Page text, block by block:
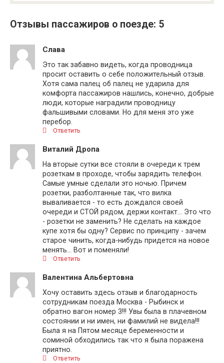
Отзывы пассажиров о поезде: 5
Слава
Это так забавно видеть, когда проводница
просит оставить о себе положительный отзыв.
Хотя сама палец об палец не ударила для
комфорта пассажиров нашлись, конечно, добрые
люди, которые наградили проводницу
фальшивыми словами. Но для меня это уже
перебор.
Ответить
Виталий Дропа
На вторые сутки все стояли в очереди к трем
розеткам в проходе, чтобы зарядить телефон.
Самые умные сделали это ночью. Причем
розетки, разболтанные так, что вилка
вываливается - то есть дождался своей
очереди и СТОЙ рядом, держи контакт... Это что
- розетки не заменить? Не сделать на каждое
купе хотя бы одну? Сервис по принципу - зачем
старое чинить, когда-нибудь придется на новое
менять... Вот и поменяли!
Ответить
Валентина Альбертовна
Хочу оставить здесь отзыв и благодарность
сотрудникам поезда Москва - Рыбинск и
обратно вагон номер 3!!! Увы была в плачевном
состоянии и ни имен, ни фамилий не видела!!!
Была я на Пятом месяце беременности и
соминой обходились так что я была поражена
приятно.
Ответить